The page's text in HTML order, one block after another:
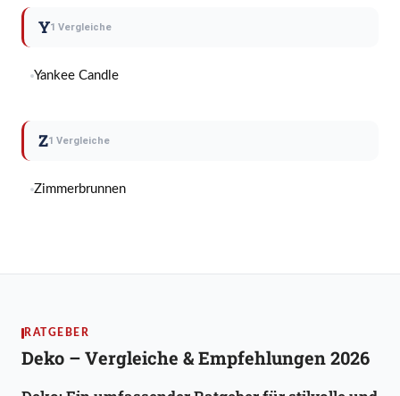
Y1 Vergleiche
Yankee Candle
Z1 Vergleiche
Zimmerbrunnen
RATGEBER
Deko – Vergleiche & Empfehlungen 2026